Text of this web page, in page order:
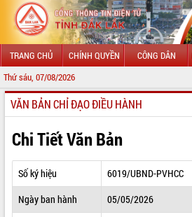
TRANG CHỦ CHÍNH QUYỀN CÔNG DÂN
Thứ sáu, 07/08/2026
GIỚI THIỆU
LÃNH ĐẠO UBND TỈNH
TIN TỨC SỰ KIỆN
SỞ, BAN, NGÀNH
VĂN BẢN CHỈ ĐẠO ĐIỀU HÀNH
Chi Tiết Văn Bản
Số ký hiệu
6019/UBND-PVHCC
Ngày ban hành
05/05/2026